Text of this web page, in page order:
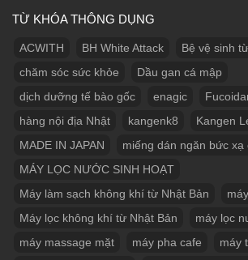
TỪ KHÓA THÔNG DỤNG
ACWITH BH White Attack
Bệ vệ sinh
chăm sóc sức khỏe
Dầu gan cá mập
dịch dưỡng tế bào gốc
enagic
hàng nội địa Nhật
kangenk8
Kangen
MADE IN JAPAN
miếng dán ngăn bức xạ
MÁY LỌC NƯỚC SINH HOẠT
Máy làm sạch không khí từ Nhật Bản
Máy lọc không khí từ Nhật Bản
máy lọc
máy massage mặt
máy pha cafe máy